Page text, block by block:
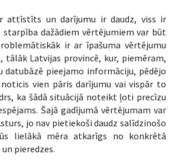
attīstīts un darījumu ir daudz, viss ir
starpība dažādiem vērtējumiem var būt
ir ar īpašuma vērtējumu
tālāk Latvijas provincē, kur, piemēram,
datubāzē pieejamo informāciju, pēdējo
vien pāris darījumu vai vispār to
ka šādā situācijā noteikt ļoti precīzu
Šajā gadījumā vērtējumam var
jo nav pietiekoši daudz salīdzinošo
lielākā mēra atkarīgs no konkrētā
pieredzes.